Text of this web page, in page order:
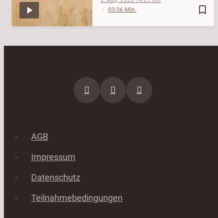
bookmark_border
03:36 Min.
AGB
Impressum
Datenschutz
Teilnahmebedingungen